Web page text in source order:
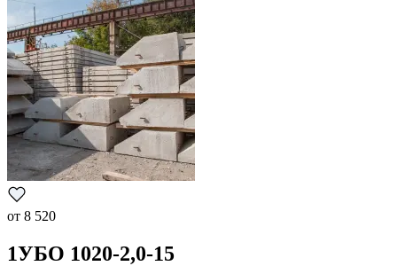
от 8 520
1УБО 1020-2,0-15